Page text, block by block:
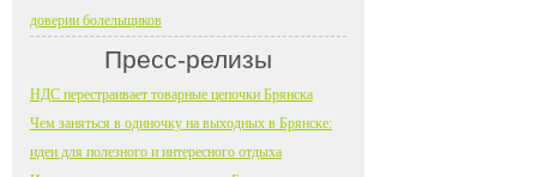
доверии болельщиков
Пресс-релизы
НДС перестраивает товарные цепочки Брянска
Чем заняться в одиночку на выходных в Брянске:
идеи для полезного и интересного отдыха